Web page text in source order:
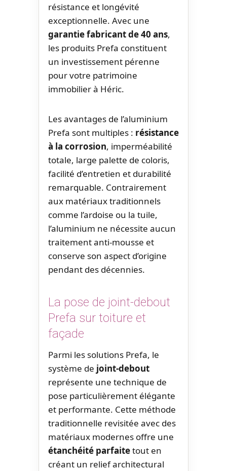
résistance et longévité
exceptionnelle. Avec une
garantie fabricant de 40 ans,
les produits Prefa constituent
un investissement pérenne
pour votre patrimoine
immobilier à Héric.
Les avantages de l’aluminium
Prefa sont multiples : résistance
à la corrosion, imperméabilité
totale, large palette de coloris,
facilité d’entretien et durabilité
remarquable. Contrairement
aux matériaux traditionnels
comme l’ardoise ou la tuile,
l’aluminium ne nécessite aucun
traitement anti-mousse et
conserve son aspect d’origine
pendant des décennies.
La pose de joint-debout
Prefa sur toiture et
façade
Parmi les solutions Prefa, le
système de joint-debout
représente une technique de
pose particulièrement élégante
et performante. Cette méthode
traditionnelle revisitée avec des
matériaux modernes offre une
étanchéité parfaitetout en
créant un relief architectural